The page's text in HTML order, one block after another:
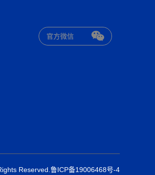
官方微信
Reserved.鲁ICP备19006468号-4